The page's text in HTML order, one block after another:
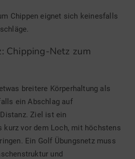
Chippen eignet sich keinesfalls
Chipping-Netz zum
breitere Körperhaltung als
ein Abschlag auf
Ziel ist ein
kurz vor dem Loch, mit höchstens
Ein Golf Übungsnetz muss
und